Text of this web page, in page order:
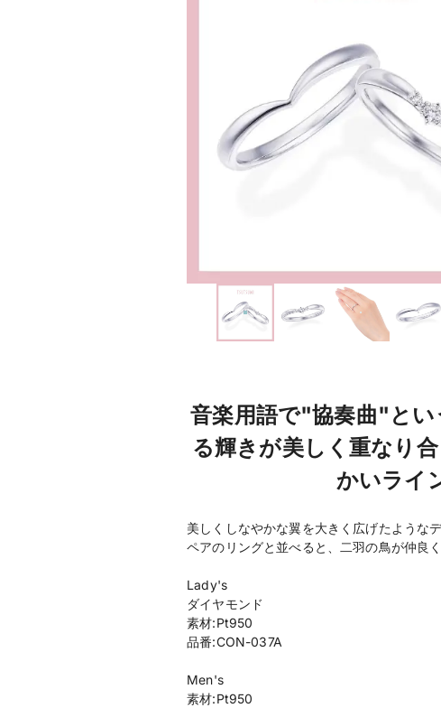
音楽用語で"協奏曲"と
る輝きが美しく重なり
かいライ
美しくしなやかな翼を大きく広げたような
ペアのリングと並べると、二羽の鳥が仲良
Lady's
ダイヤモンド
素材:Pt950
品番:CON-037A
Men's
素材:Pt950